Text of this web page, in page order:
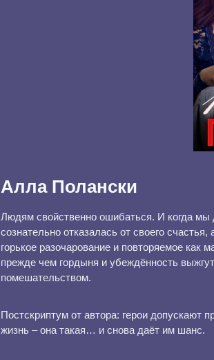
Алла Полански
Людям свойственно ошибаться. И когда
сознательно отказалась от своего
горькое разочарование и повторяемое как
прежде чем гордыня и убеждённость
помешательством.
Постскриптум от автора: герои допускают
жизнь – она такая… и снова даёт им шанс.